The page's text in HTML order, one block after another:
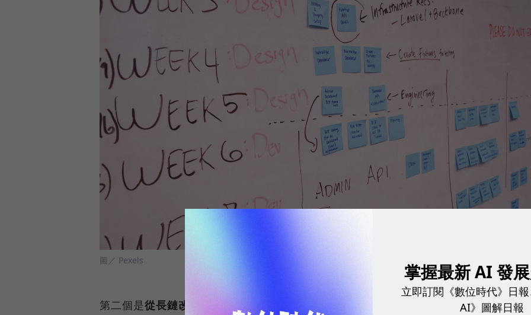
圖／ Pexels
第二個是從長鏈改成短鏈布局
，過去為了追求高毛利，會將下游製造移到生產成本低的
掌握最新 AI 發
立即訂閱《數位時代》日
AI》圖解日報